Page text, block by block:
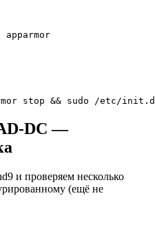
stop && sudo /etc/
DC —
и проверяем несколько
(ещё не